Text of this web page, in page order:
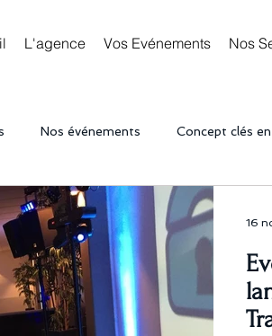
L'agence Vos Evénements Nos
Nos événements Concept clés
Commencer
d'entreprise Soirée d'entreprise
16